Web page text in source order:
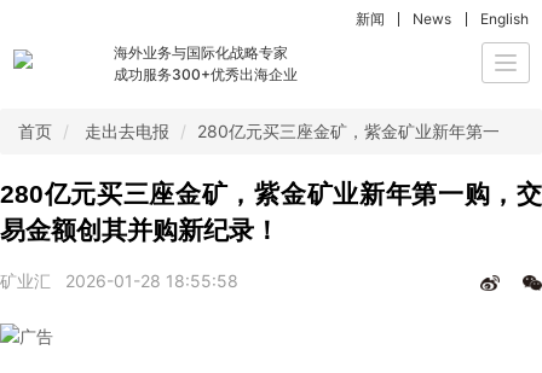
海外业务与国际化战略专家
成功服务300+优秀出海企业
新闻 News English
首页 走出去电报 280亿元买三座金矿，紫金矿业新年第一购，
280亿元买三座金矿，紫金矿业新年第一购，交
易金额创其并购新纪录！
矿业汇 2026-01-28 18:55:58